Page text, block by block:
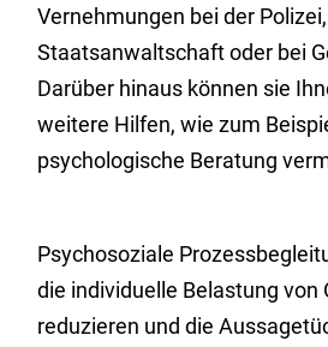
Vernehmungen bei der
Staatsanwaltschaft oder bei
Darüber hinaus können sie
weitere Hilfen, wie zum
psychologische Beratung
Psychosoziale
die individuelle Belastung von
reduzieren und die